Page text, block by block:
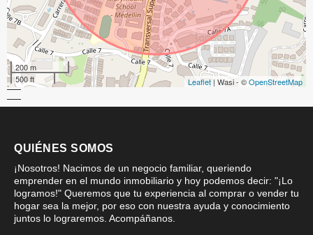
200 m
500 ft
Leaflet | Wasi - ©OpenStreetMap
QUIÉNES SOMOS
¡Nosotros! Nacimos de un negocio familiar, queriendo
emprender en el mundo inmobiliario y hoy podemos decir: "¡Lo
logramos!" Queremos que tu experiencia al comprar o vender tu
hogar sea la mejor, por eso con nuestra ayuda y conocimiento
juntos lo lograremos. Acompáñanos.